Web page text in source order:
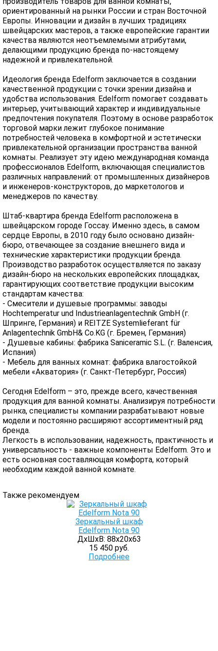
ориентированный на рынки России и стран Восточной
Европы. Инновации и дизайн в лучших традициях
швейцарских мастеров, а также европейские гарантии
качества являются неотъемлемыми атрибутами,
делающими продукцию бренда по-настоящему
надежной и привлекательной.
Идеология бренда Edelform заключается в создании
качественной продукции с точки зрении дизайна и
удобства использования. Edelform помогает создавать
интерьер, учитывающий характер и индивидуальные
предпочтения покупателя. Поэтому в основе разработок
торговой марки лежит глубокое понимание
потребностей человека в комфортной и эстетически
привлекательной организации пространства ванной
комнаты. Реализует эту идею международная команда
профессионалов Edelform, включающая специалистов
различных направлений: от промышленных дизайнеров
и инженеров-конструкторов, до маркетологов и
менеджеров по качеству.
Штаб-квартира бренда Edelform расположена в
швейцарском городе Госсау. Именно здесь, в самом
сердце Европы, в 2010 году было основано дизайн-
бюро, отвечающее за создание внешнего вида и
технические характеристики продукции бренда.
Производство разработок осуществляется по заказу
дизайн-бюро на нескольких европейских площадках,
гарантирующих соответствие продукции высоким
стандартам качества:
- Смесители и душевые программы: заводы
Hochtemperatur und Industrieanlagentechnik GmbH (г.
Шпринге, Германия) и REITZE Systemlieferant für
Anlagentechnik GmbH& Co.KG (г. Бремен, Германия)
- Душевые кабины: фабрика Saniceramic S.L. (г. Валенсия,
Испания)
- Мебель для ванных комнат: фабрика влагостойкой
мебели «Акватория» (г. Санкт-Петербург, Россия)
Сегодня Edelform – это, прежде всего, качественная
продукция для ванной комнаты. Анализируя потребности
рынка, специалисты компании разрабатывают новые
модели и постоянно расширяют ассортиментный ряд
бренда.
Легкость в использовании, надежность, практичность и
универсальность - важные компоненты Edelform. Это и
есть основная составляющая комфорта, который
необходим каждой ванной комнате.
Также рекомендуем
Зеркальный шкаф
Edelform Nota 90
ДхШхВ: 88х20х63
15 450 руб.
Подробнее